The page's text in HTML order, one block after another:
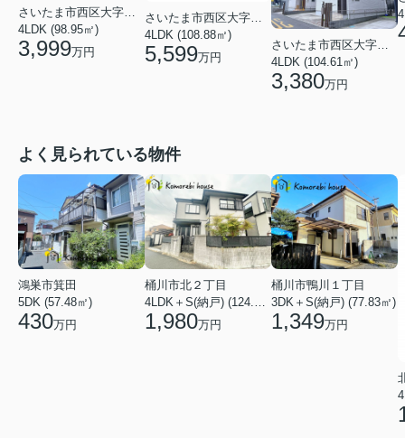
さいたま市西区大字中野林
4LDK (98.95㎡)
3,999万円
4LDK (108.88㎡)
5,599万円
さいたま市西区大字内野本郷
4LDK (104.61㎡)
3,380万円
よく見られている物件
鴻巣市箕田
5DK (57.48㎡)
430万円
桶川市北２丁目
4LDK＋S(納戸) (124.84㎡)
1,980万円
桶川市鴨川１丁目
3DK＋S(納戸) (77.83㎡)
1,349万円